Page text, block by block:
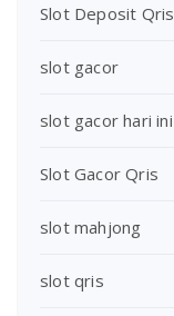
Slot Deposit Qris
slot gacor
slot gacor hari ini
Slot Gacor Qris
slot mahjong
slot qris